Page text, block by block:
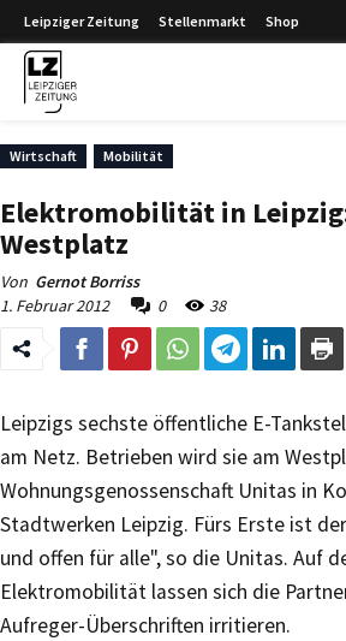
Leipziger Zeitung Stellenmarkt Shop
Wirtschaft Mobilität
Elektromobilität in
Westplatz
Von Gernot Borriss
1. Februar 2012
0 38
Leipzigs sechste öffentliche E-
am Netz. Betrieben wird sie am
Wohnungsgenossenschaft Unitas in
Stadtwerken Leipzig. Fürs Erste ist
und offen für alle", so die Unitas. Auf
Elektromobilität lassen sich die
Aufreger-Überschriften irritieren.